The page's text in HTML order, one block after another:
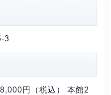
3
円（税込） 本館2